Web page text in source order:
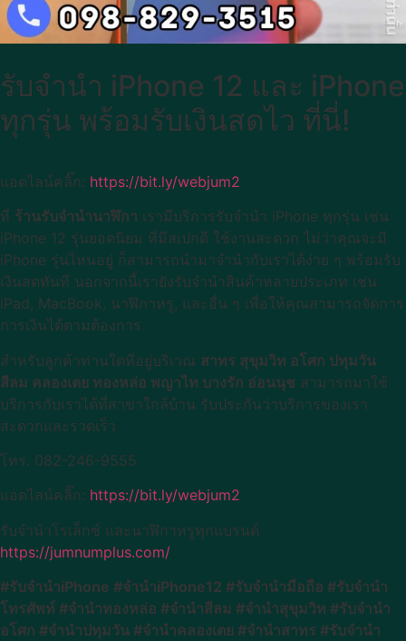
รับจำนำ iPhone 12 และ iPhone
ทุกรุ่น พร้อมรับเงินสดไว ที่นี่!
แอดไลน์คลิ๊ก: https://bit.ly/webjum2
ที่ ร้านรับจำนำนาฬิกา เรามีบริการรับจำนำ iPhone ทุกรุ่น เช่น
iPhone 12 รุ่นยอดนิยม ที่มีสเปกดี ใช้งานสะดวก ไม่ว่าคุณจะมี
iPhone รุ่นไหนอยู่ ก็สามารถนำมาจำนำกับเราได้ง่าย ๆ พร้อมรับ
เงินสดทันที นอกจากนี้เรายังรับจำนำสินค้าหลายประเภท เช่น
iPad, MacBook, นาฬิกาหรู, และอื่น ๆ เพื่อให้คุณสามารถจัดการ
การเงินได้ตามต้องการ
สำหรับลูกค้าท่านใดที่อยู่บริเวณ สาทร สุขุมวิท อโศก ปทุมวัน
สีลม คลองเตย ทองหล่อ พญาไท บางรัก อ่อนนุช สามารถมาใช้
บริการกับเราได้ที่สาขาใกล้บ้าน รับประกันว่าบริการของเรา
สะดวกและรวดเร็ว
โทร. 082-246-9555
แอดไลน์คลิ๊ก: https://bit.ly/webjum2
รับจำนำโรเล็กซ์ และนาฬิกาหรูทุกแบรนด์
https://jumnumplus.com/
#รับจำนำiPhone #จำนำiPhone12 #รับจำนำมือถือ #รับจำนำ
โทรศัพท์ #จำนำทองหล่อ #จำนำสีลม #จำนำสุขุมวิท #รับจำนำ
อโศก #จำนำปทุมวัน #จำนำคลองเตย #จำนำสาทร #รับจำนำ